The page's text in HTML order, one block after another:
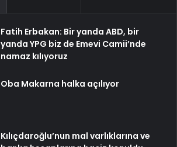
Fatih Erbakan: Bir yanda ABD, bir
yanda YPG biz de Emevi Camii’nde
namaz kılıyoruz
Oba Makarna halka açılıyor
Kılıçdaroğlu’nun mal varlıklarına ve